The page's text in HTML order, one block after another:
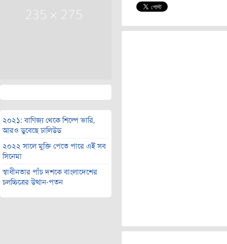
২০২১: বাণিজ্য থেকে শিল্পে ভারি,
আরও ডুবেছে ঢালিউড
২০২২ সালে মুক্তি পেতে পারে এই সব
সিনেমা
স্বাধীনতার পাঁচ দশকে বাংলাদেশের
চলচ্চিত্রের উত্থান-পতন